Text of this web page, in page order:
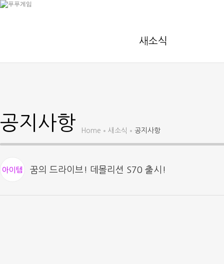
새소식
공지사항 Home 새소식 공지사항
아이템 꿈의 드라이브! 데몰리션 S70 출시!